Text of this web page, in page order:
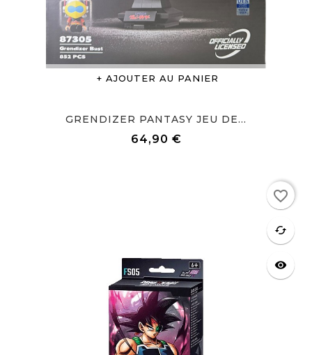
AJOUTER AU PANIER
GRENDIZER PANTASY JEU DE...
64,90 €
favorite
cached
visibility
favorite_border